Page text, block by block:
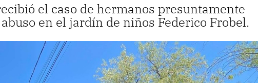
el caso de hermanos presuntamente
en el jardín de niños Federico Frobel.